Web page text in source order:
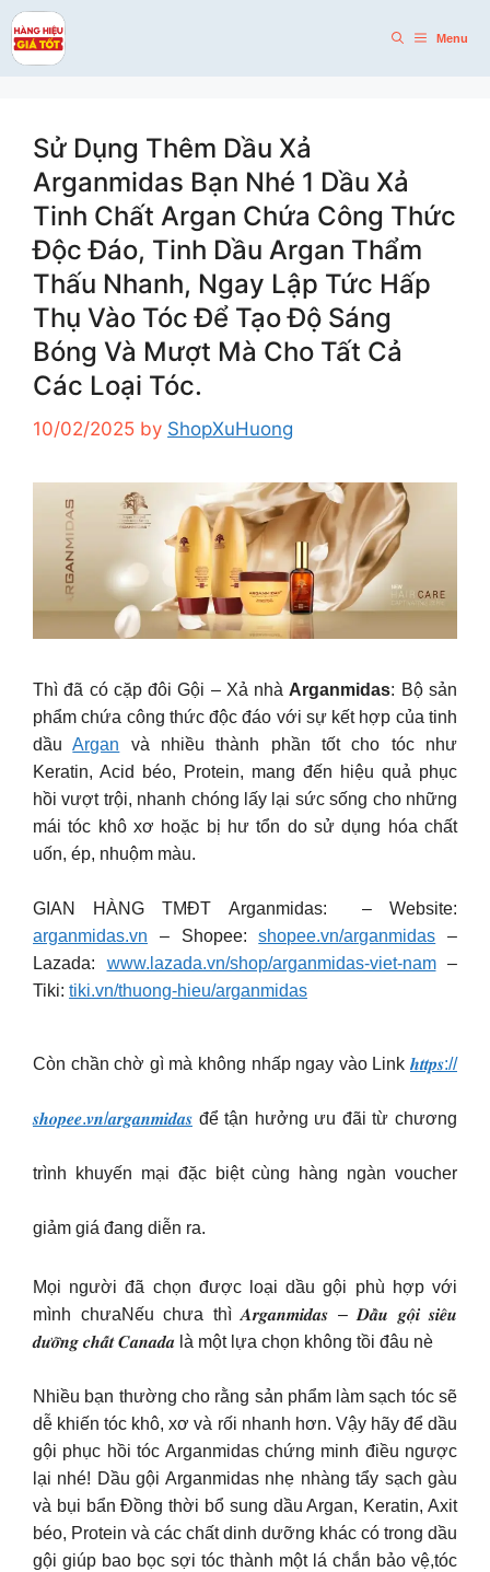
Skip
to
content
Menu
Sử Dụng Thêm Dầu Xả
Arganmidas Bạn Nhé 1 Dầu Xả
Tinh Chất Argan Chứa Công Thức
Độc Đáo, Tinh Dầu Argan Thẩm
Thấu Nhanh, Ngay Lập Tức Hấp
Thụ Vào Tóc Để Tạo Độ Sáng
Bóng Và Mượt Mà Cho Tất Cả
Các Loại Tóc.
10/02/2025 by ShopXuHuong
Thì đã có cặp đôi Gội – Xả nhà Arganmidas: Bộ sản
phẩm chứa công thức độc đáo với sự kết hợp của tinh
dầuArgan và nhiều thành phần tốt cho tóc như
Keratin, Acid béo, Protein, mang đến hiệu quả phục
hồi vượt trội, nhanh chóng lấy lại sức sống cho những
mái tóc khô xơ hoặc bị hư tổn do sử dụng hóa chất
uốn, ép, nhuộm màu.
GIAN HÀNG TMĐT Arganmidas: – Website:
arganmidas.vn – Shopee:shopee.vn/arganmidas –
Lazada: www.lazada.vn/shop/arganmidas-viet-nam–
Tiki: tiki.vn/thuong-hieu/arganmidas
Còn chần chờ gì mà không nhấp ngay vào Link 𝒉𝒕𝒕𝒑𝒔://
𝒔𝒉𝒐𝒑𝒆𝒆.𝒗𝒏/𝒂𝒓𝒈𝒂𝒏𝒎𝒊𝒅𝒂𝒔 để tận hưởng ưu đãi từ chương
trình khuyến mại đặc biệt cùng hàng ngàn voucher
giảm giá đang diễn ra.
Mọi người đã chọn được loại dầu gội phù hợp với
mình chưaNếu chưa thì 𝑨𝒓𝒈𝒂𝒏𝒎𝒊𝒅𝒂𝒔 – 𝑫𝒂̂̀𝒖 𝒈𝒐̣̂𝒊 𝒔𝒊𝒆̂𝒖
𝒅𝒖̛𝒐̛̃𝒏𝒈 𝒄𝒉𝒂̂́𝒕 𝑪𝒂𝒏𝒂𝒅𝒂 là một lựa chọn không tồi đâu nè
Nhiều bạn thường cho rằng sản phẩm làm sạch tóc sẽ
dễ khiến tóc khô, xơ và rối nhanh hơn. Vậy hãy để dầu
gội phục hồi tóc Arganmidas chứng minh điều ngược
lại nhé! Dầu gội Arganmidas nhẹ nhàng tẩy sạch gàu
và bụi bẩn Đồng thời bổ sung dầu Argan, Keratin, Axit
béo, Protein và các chất dinh dưỡng khác có trong dầu
gội giúp bao bọc sợi tóc thành một lá chắn bảo vệ,tóc